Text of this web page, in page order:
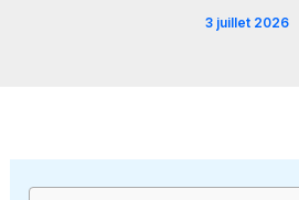
3 juillet 2026